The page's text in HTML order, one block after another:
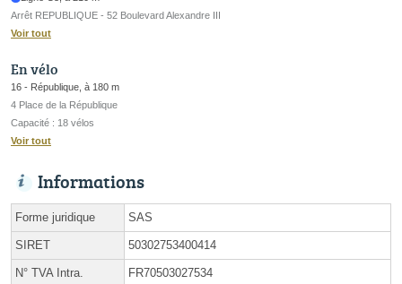
Arrêt REPUBLIQUE - 52 Boulevard Alexandre III
Voir tout
En vélo
16 - République, à 180 m
4 Place de la République
Capacité : 18 vélos
Voir tout
Informations
Forme juridique SAS
SIRET 50302753400414
N° TVA Intra. FR70503027534